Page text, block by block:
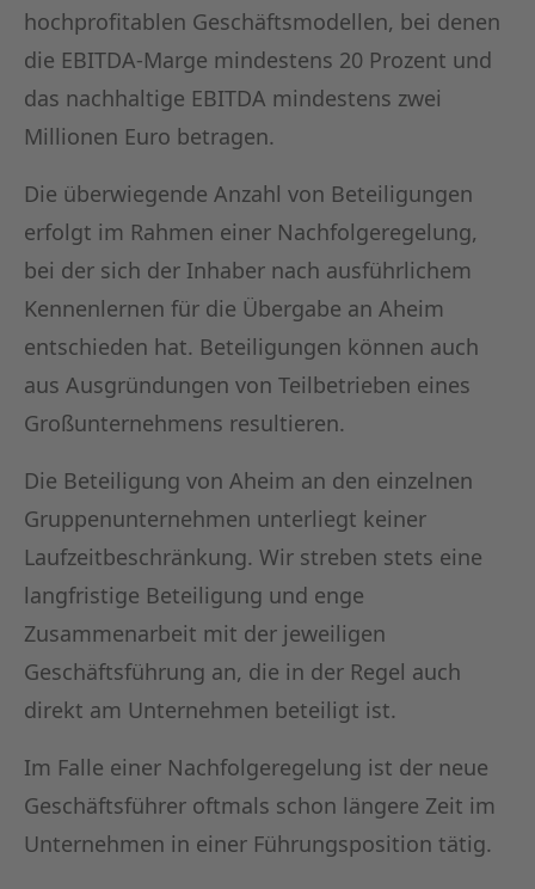
hochprofitablen Geschäftsmodellen, bei denen
die EBITDA-Marge mindestens 20 Prozent und
das nachhaltige EBITDA mindestens zwei
Millionen Euro betragen.
Die überwiegende Anzahl von Beteiligungen
erfolgt im Rahmen einer Nachfolgeregelung,
bei der sich der Inhaber nach ausführlichem
Kennenlernen für die Übergabe an Aheim
entschieden hat. Beteiligungen können auch
aus Ausgründungen von Teilbetrieben eines
Großunternehmens resultieren.
Die Beteiligung von Aheim an den einzelnen
Gruppenunternehmen unterliegt keiner
Laufzeitbeschränkung. Wir streben stets eine
langfristige Beteiligung und enge
Zusammenarbeit mit der jeweiligen
Geschäftsführung an, die in der Regel auch
direkt am Unternehmen beteiligt ist.
Im Falle einer Nachfolgeregelung ist der neue
Geschäftsführer oftmals schon längere Zeit im
Unternehmen in einer Führungsposition tätig.